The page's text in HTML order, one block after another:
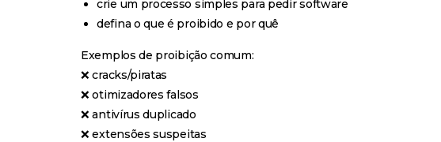
crie um processo simples para pedir software
defina o que é proibido e por quê
Exemplos de proibição comum:
❌ cracks/piratas
❌ otimizadores falsos
❌ antivírus duplicado
❌ extensões suspeitas